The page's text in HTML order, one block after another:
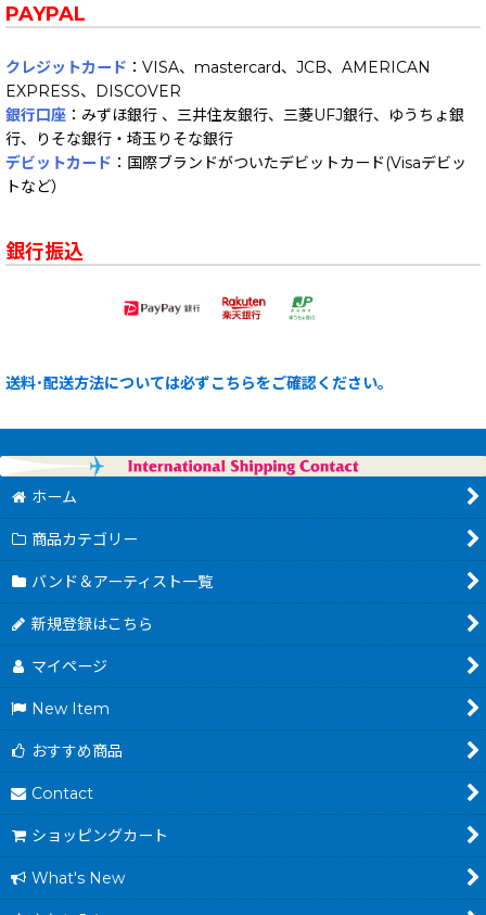
PAYPAL
クレジットカード ：VISA、mastercard、JCB、AMERICAN
EXPRESS、DISCOVER
銀行口座 ：みずほ銀行 、三井住友銀行、三菱UFJ銀行、ゆうちょ銀
行、りそな銀行・埼玉りそな銀行
デビットカード ：国際ブランドがついたデビットカード(Visaデビッ
トなど）
銀行振込
送料･配送方法については必ずこちらをご確認ください。
ホーム
商品カテゴリー
バンド＆アーティスト一覧
新規登録はこちら
マイページ
New Item
おすすめ商品
Contact
ショッピングカート
What's New